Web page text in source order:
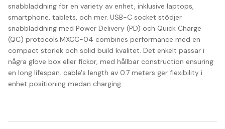
snabbladdning för en variety av enhet, inklusive laptops,
smartphone, tablets, och mer. USB-C socket stödjer
snabbladdning med Power Delivery (PD) och Quick Charge
(QC) protocols.MXCC-04 combines performance med en
compact storlek och solid build kvalitet. Det enkelt passar i
några glove box eller fickor, med hållbar construction ensuring
en long lifespan. cable's length av 0.7 meters ger flexibility i
enhet positioning medan charging.